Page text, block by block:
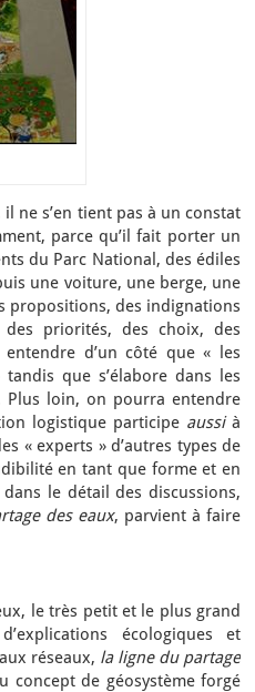
ne s’en tient pas à un constat
parce qu’il fait porter un
du Parc National, des édiles
une voiture, une berge, une
propositions, des indignations
priorités, des choix, des
d’un côté que « les
que s’élabore dans les
loin, on pourra entendre
logistique participe aussià
« experts » d’autres types de
en tant que forme et en
le détail des discussions,
des eaux, parvient à faire
le très petit et le plus grand
écologiques et
réseaux, la ligne du partage
de géosystème forgé